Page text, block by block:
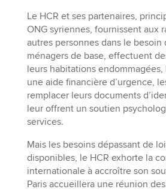
Le HCR et ses partenaires,
ONG syriennes, fournissent aux
autres personnes dans le besoin
ménagers de base, effectuent
leurs habitations
une aide financière d’urgence,
remplacer leurs documents
leur offrent un soutien
services.
Mais les besoins dépassant de
disponibles, le HCR exhorte la
internationale à accroître son
Paris accueillera une réunion